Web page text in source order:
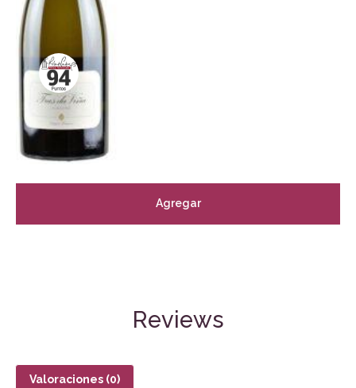
Agregar
Reviews
Valoraciones (0)